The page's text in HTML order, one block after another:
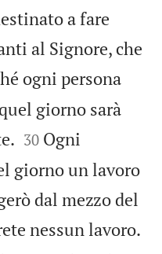
a fare
al Signore, che
ogni persona
giorno sarà


30 Ogni
giorno un lavoro
dal mezzo del
nessun lavoro.